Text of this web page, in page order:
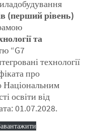
(перший рівень)
та
“G7
технології
про
Національним
освіти від
01.07.2028.